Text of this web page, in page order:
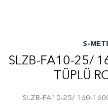
S-
SLZB-FA10-25/
TÜPLÜ
SLZB-FA10-25/ 160-